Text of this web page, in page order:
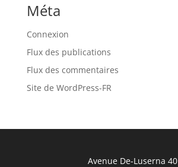
Méta
Connexion
Flux des publications
Flux des commentaires
Site de WordPress-FR
Avenue De-Luserna 40